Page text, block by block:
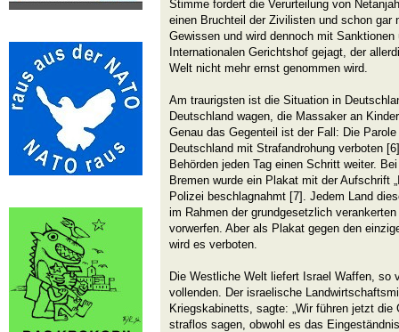
Stimme fordert die Verurteilung von
einen Bruchteil der Zivilisten und schon gar
Gewissen und wird dennoch mit
Internationalen Gerichtshof gejagt, der
Welt nicht mehr ernst genommen wird.
Am traurigsten ist die Situation in
Deutschland wagen, die Massaker an
Genau das Gegenteil ist der Fall: Die Parole
Deutschland mit Strafandrohung verboten
Behörden jeden Tag einen Schritt weiter.
Bremen wurde ein Plakat mit der Aufschrift
Polizei beschlagnahmt [7]. Jedem Land
im Rahmen der grundgesetzlich
vorwerfen. Aber als Plakat gegen den
wird es verboten.
Die Westliche Welt liefert Israel Waffen, so
vollenden. Der israelische
Kriegskabinetts, sagte: „Wir führen jetzt die
straflos sagen, obwohl es das